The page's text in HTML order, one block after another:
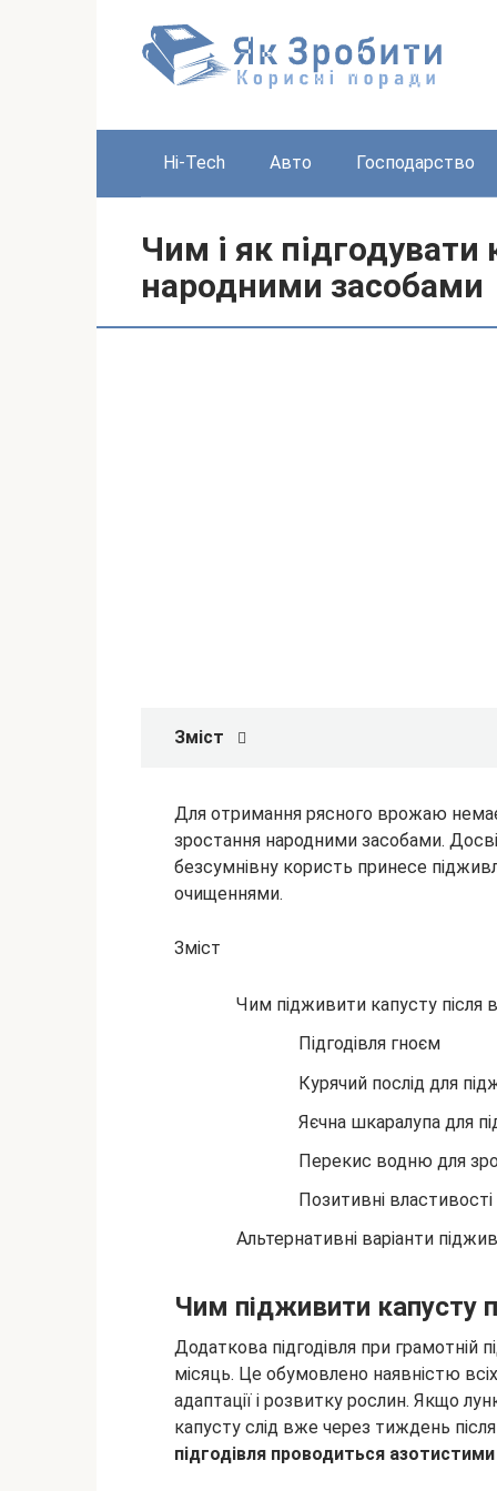
Hi-Tech Авто Господарство
Чим і як підгодувати
народними засобами
Зміст
Для отримання рясного врожаю
зростання народними засобами.
безсумнівну користь принесе
очищеннями.
Зміст
Чим підживити капусту після
Підгодівля гноєм
Курячий послід для
Яєчна шкаралупа для
Перекис водню для
Позитивні
Альтернативні варіанти
Чим підживити капусту
Додаткова підгодівля при грамотній
місяць. Це обумовлено наявністю
адаптації і розвитку рослин. Якщо
капусту слід вже через тиждень
підгодівля проводиться